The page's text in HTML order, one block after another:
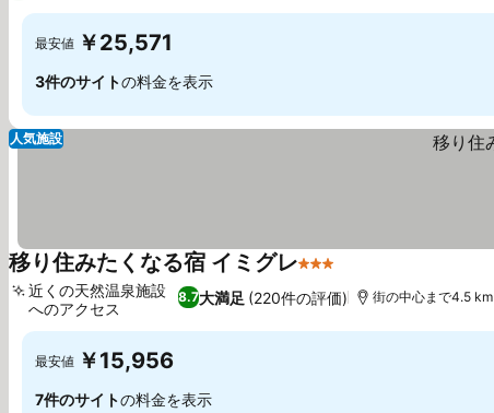
最安値 ￥25,571
3件のサイトの料金を表示
人気施設
移り住みたくなる宿 イミグレ3 ホテルのランク
8.7大満足 (220件の評価)
近くの天然温泉施設
へのアクセス
街の中心まで4.5 km
最安値 ￥15,956
7件のサイトの料金を表示